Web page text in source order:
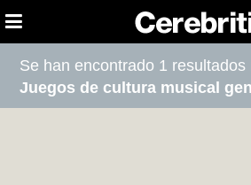
Se han encontrado 1
Juegos de cultura musical